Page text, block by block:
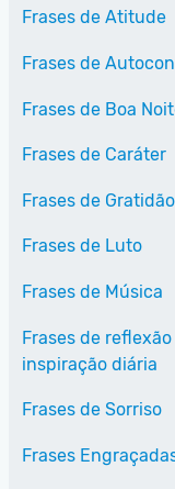
Frases de Atitude
Frases de
Frases de Boa
Frases de Caráter
Frases de Gratidão
Frases de Luto
Frases de Música
Frases de
inspiração diária
Frases de Sorriso
Frases